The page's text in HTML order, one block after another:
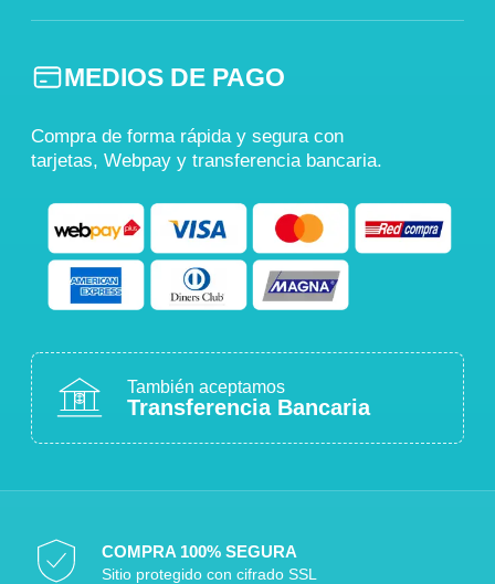
MEDIOS DE PAGO
Compra de forma rápida y segura con
tarjetas, Webpay y transferencia bancaria.
También aceptamos
Transferencia Bancaria
COMPRA 100% SEGURA
Sitio protegido con cifrado SSL